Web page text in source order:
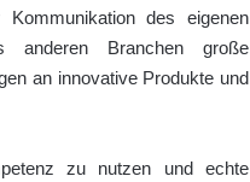
des eigenen
anderen Branchen große
an innovative Produkte und
zu nutzen und echte